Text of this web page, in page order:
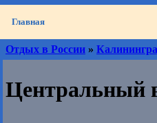
Главная
Отдых в России »
Центральный